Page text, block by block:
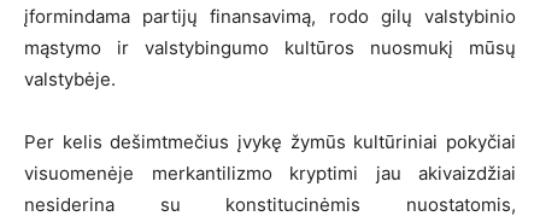
įformindama partijų finansavimą, rodo gilų valstybinio
mąstymo ir valstybingumo kultūros nuosmukį mūsų
valstybėje.
Per kelis dešimtmečius įvykę žymūs kultūriniai pokyčiai
visuomenėje merkantilizmo kryptimi jau akivaizdžiai
nesiderina su konstitucinėmis nuostatomis,